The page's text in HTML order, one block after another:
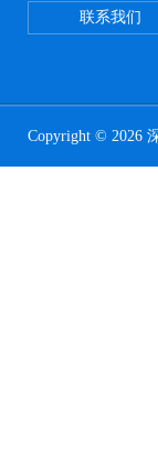
联系我们
Copyright © 2026